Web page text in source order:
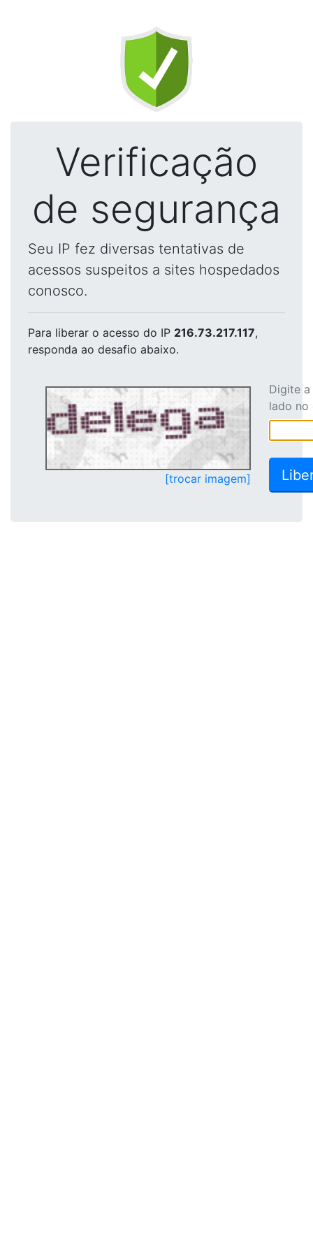
Verificação
de segurança
Seu IP fez diversas tentativas de
acessos suspeitos a sites hospedados
conosco.
Para liberar o acesso do IP 216.73.217.117,
responda ao desafio abaixo.
[trocar imagem]
Digite
lado no